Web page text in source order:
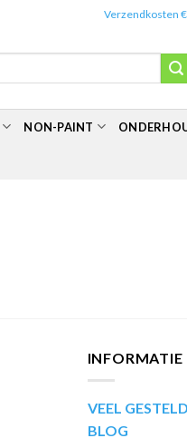
Verzendkosten
NON-PAINT
INFORMATIE
VEEL
BLOG